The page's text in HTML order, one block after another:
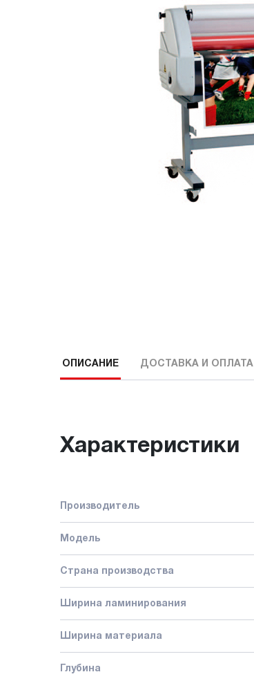
ОПИСАНИЕ ДОСТАВКА И ОПЛАТА
Характеристики
Производитель
Модель
Страна производства
Ширина ламинирования
Ширина материала
Глубина